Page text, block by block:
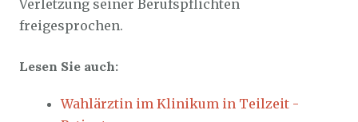
Verletzung seiner Berufspflichten
freigesprochen.
Lesen Sie auch:
Wahlärztin im Klinikum in Teilzeit -